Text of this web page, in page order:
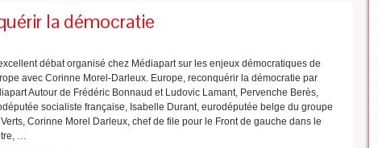
la démocratie
débat organisé chez Médiapart sur les enjeux démocratiques de
avec Corinne Morel-Darleux. Europe, reconquérir la démocratie par
Autour de Frédéric Bonnaud et Ludovic Lamant, Pervenche Berès,
socialiste française, Isabelle Durant, eurodéputée belge du groupe
Corinne Morel Darleux, chef de file pour le Front de gauche dans le
…